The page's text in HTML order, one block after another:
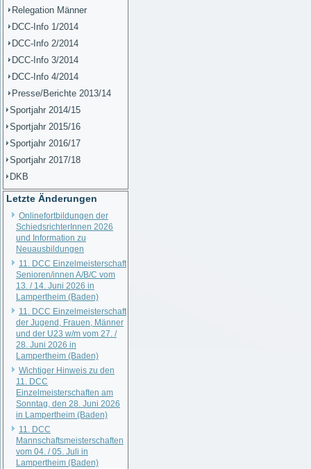
Relegation Männer
DCC-Info 1/2014
DCC-Info 2/2014
DCC-Info 3/2014
DCC-Info 4/2014
Presse/Berichte 2013/14
Sportjahr 2014/15
Sportjahr 2015/16
Sportjahr 2016/17
Sportjahr 2017/18
DKB
Letzte Änderungen
Onlinefortbildungen der
SchiedsrichterInnen 2026
und Information zu
Neuausbildungen
11. DCC Einzelmeisterschaft
Senioren/innen A/B/C vom
13. / 14. Juni 2026 in
Lampertheim (Baden)
11. DCC Einzelmeisterschaft
der Jugend, Frauen, Männer
und der U23 w/m vom 27. /
28. Juni 2026 in
Lampertheim (Baden)
Wichtiger Hinweis zu den
11. DCC
Einzelmeisterschaften am
Sonntag, den 28. Juni 2026
in Lampertheim (Baden)
11. DCC
Mannschaftsmeisterschaften
vom 04. / 05. Juli in
Lampertheim (Baden)